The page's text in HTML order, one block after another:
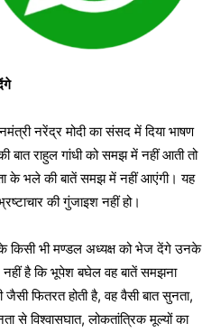
नरेंद्र मोदी का संसद में दिया भाषण
राहुल गांधी को समझ में नहीं आती तो
के भले की बातें समझ में नहीं आएंगी। यह
की गुंजाइश नहीं हो।
किसी भी मण्डल अध्यक्ष को भेज देंगे उनके
है कि भूपेश बघेल वह बातें समझना
फितरत होती है, वह वैसी बात सुनता,
से विश्वासघात, लोकतांत्रिक मूल्यों का